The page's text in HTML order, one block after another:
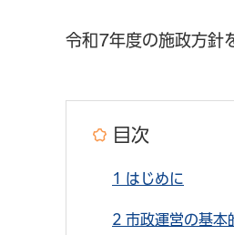
令和7年度の施政方針
目次
1 はじめに
2 市政運営の基本